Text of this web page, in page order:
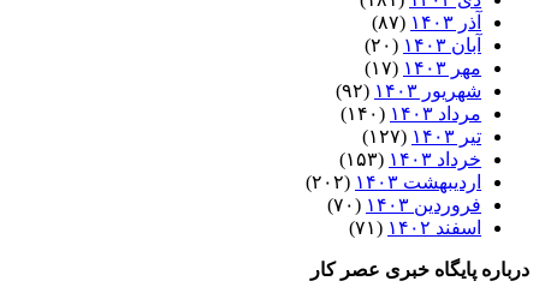
آذر ۱۴۰۳
(۸۷)
آبان ۱۴۰۳
(۲۰)
مهر ۱۴۰۳
(۱۷)
شهریور ۱۴۰۳
(۹۲)
مرداد ۱۴۰۳
(۱۴۰)
تیر ۱۴۰۳
(۱۲۷)
خرداد ۱۴۰۳
(۱۵۳)
اردیبهشت ۱۴۰۳
(۲۰۲)
فروردین ۱۴۰۳
(۷۰)
اسفند ۱۴۰۲
(۷۱)
درباره پایگاه خبری عصر کار